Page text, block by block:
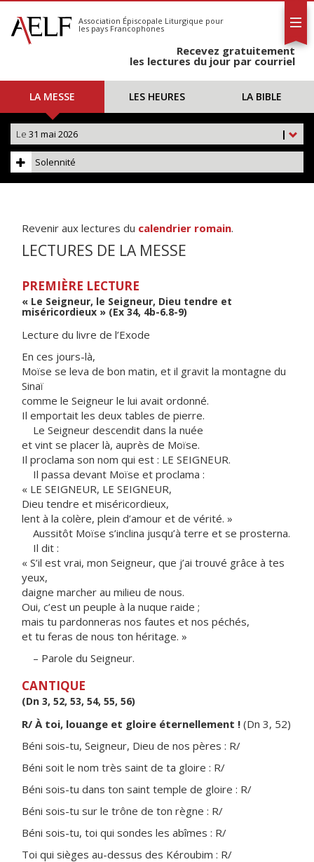
S'abonner
Calendrier
Association Épiscopale Liturgique pour
les pays Francophones
Recevez gratuitement
les lectures du jour par courriel
LA MESSE LES HEURES LA BIBLE
|
Le 31 mai 2026
Solennité
Revenir aux lectures du calendrier romain.
LECTURES DE LA MESSE
PREMIÈRE LECTURE
« Le Seigneur, le Seigneur, Dieu tendre et
miséricordieux » (Ex 34, 4b-6.8-9)
Lecture du livre de l’Exode
En ces jours-là,
Moïse se leva de bon matin, et il gravit la montagne du
Sinaï
comme le Seigneur le lui avait ordonné.
Il emportait les deux tables de pierre.
Le Seigneur descendit dans la nuée
et vint se placer là, auprès de Moïse.
Il proclama son nom qui est : LE SEIGNEUR.
Il passa devant Moïse et proclama :
« LE SEIGNEUR, LE SEIGNEUR,
Dieu tendre et miséricordieux,
lent à la colère, plein d’amour et de vérité. »
Aussitôt Moïse s’inclina jusqu’à terre et se prosterna.
Il dit :
« S’il est vrai, mon Seigneur, que j’ai trouvé grâce à tes
yeux,
daigne marcher au milieu de nous.
Oui, c’est un peuple à la nuque raide ;
mais tu pardonneras nos fautes et nos péchés,
et tu feras de nous ton héritage. »
– Parole du Seigneur.
CANTIQUE
(Dn 3, 52, 53, 54, 55, 56)
R/ À toi, louange et gloire éternellement ! (Dn 3, 52)
Béni sois-tu, Seigneur, Dieu de nos pères : R/
Béni soit le nom très saint de ta gloire : R/
Béni sois-tu dans ton saint temple de gloire : R/
Béni sois-tu sur le trône de ton règne : R/
Béni sois-tu, toi qui sondes les abîmes : R/
Toi qui sièges au-dessus des Kéroubim : R/